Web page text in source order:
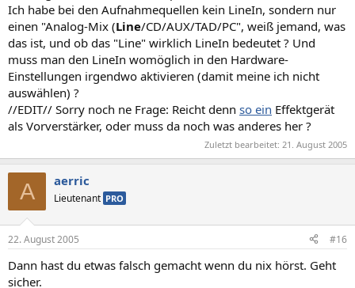
Ich habe bei den Aufnahmequellen kein LineIn, sondern nur
einen "Analog-Mix (Line/CD/AUX/TAD/PC", weiß jemand, was
das ist, und ob das "Line" wirklich LineIn bedeutet ? Und
muss man den LineIn womöglich in den Hardware-
Einstellungen irgendwo aktivieren (damit meine ich nicht
auswählen) ?
//EDIT// Sorry noch ne Frage: Reicht denn so ein Effektgerät
als Vorverstärker, oder muss da noch was anderes her ?
Zuletzt bearbeitet: 21. August 2005
A aerric
Lieutenant PRO
22. August 2005 #16
Dann hast du etwas falsch gemacht wenn du nix hörst. Geht
sicher.